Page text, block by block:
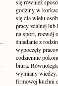
się również
godziny w
się dla wielu
pracy zdalnej lub
na sport, rozwój
śniadanie z
wypoczęty
codziennie
biura.
wymiany wiedzy.
firmowej kuchni